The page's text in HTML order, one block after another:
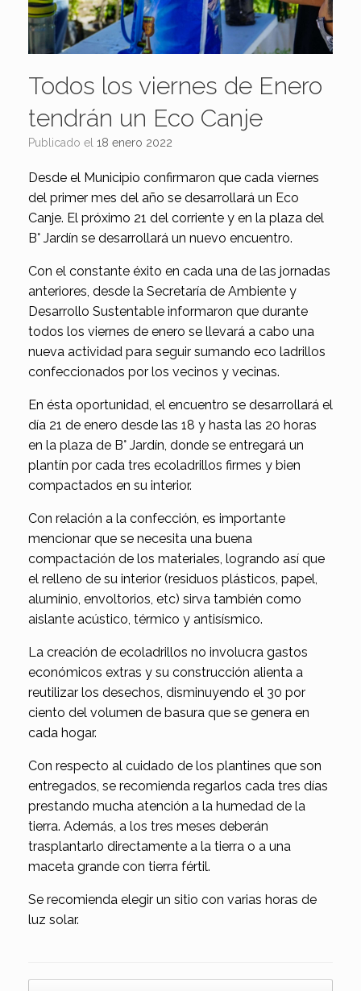
Todos los viernes de Enero
tendrán un Eco Canje
Publicado el 18 enero 2022
Desde el Municipio confirmaron que cada viernes
del primer mes del año se desarrollará un Eco
Canje. El próximo 21 del corriente y en la plaza del
B° Jardín se desarrollará un nuevo encuentro.
Con el constante éxito en cada una de las jornadas
anteriores, desde la Secretaría de Ambiente y
Desarrollo Sustentable informaron que durante
todos los viernes de enero se llevará a cabo una
nueva actividad para seguir sumando eco ladrillos
confeccionados por los vecinos y vecinas.
En ésta oportunidad, el encuentro se desarrollará el
día 21 de enero desde las 18 y hasta las 20 horas
en la plaza de B° Jardín, donde se entregará un
plantín por cada tres ecoladrillos firmes y bien
compactados en su interior.
Con relación a la confección, es importante
mencionar que se necesita una buena
compactación de los materiales, logrando así que
el relleno de su interior (residuos plásticos, papel,
aluminio, envoltorios, etc) sirva también como
aislante acústico, térmico y antisísmico.
La creación de ecoladrillos no involucra gastos
económicos extras y su construcción alienta a
reutilizar los desechos, disminuyendo el 30 por
ciento del volumen de basura que se genera en
cada hogar.
Con respecto al cuidado de los plantines que son
entregados, se recomienda regarlos cada tres días
prestando mucha atención a la humedad de la
tierra. Además, a los tres meses deberán
trasplantarlo directamente a la tierra o a una
maceta grande con tierra fértil.
Se recomienda elegir un sitio con varias horas de
luz solar.